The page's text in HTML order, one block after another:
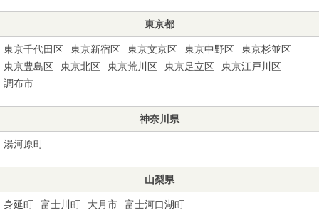
東京都
東京千代田区 東京新宿区 東京文京区 東京中野区
東京杉並区
東京豊島区
東京北区 東京荒川区 東京足立区
東京江戸川区
調布市
神奈川県
湯河原町
山梨県
身延町 富士川町 大月市 富士河口湖町